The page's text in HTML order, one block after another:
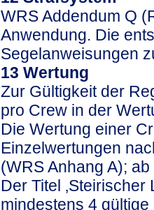
WRS Addendum Q
Anwendung. Die
Segelanweisungen
13 Wertung
Zur Gültigkeit der
pro Crew in der
Die Wertung einer
Einzelwertungen
(WRS Anhang A);
Der Titel
mindestens 4